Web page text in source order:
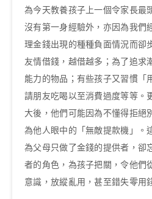
為今天教養孩子上一個令家長最
沒有第一身經驗外，亦因為我們
理金錢出現的種種負面情況而卻
友情借錢，越借越多；為了追求
能力的物品；有些孩子又習慣「
請朋友吃喝以至消費過度等等。
大後，他們可能因為不懂得拒絕
為他人眼中的「無敵提款機」。
為父母只做了金錢的提供者，卻
者的角色，為孩子把關，令他們
意識，放縱亂用，甚至錯失零用